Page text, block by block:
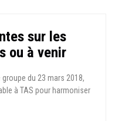
sur les
ou à venir
du 23 mars 2018,
à TAS pour harmoniser